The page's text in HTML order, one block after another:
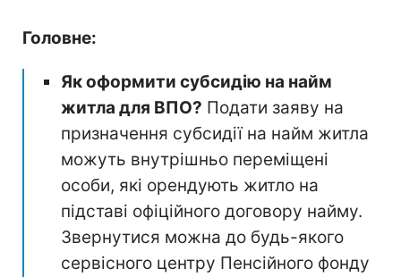
Головне:
Як оформити субсидію на найм
житла для ВПО? Подати заяву на
призначення субсидії на найм житла
можуть внутрішньо переміщені
особи, які орендують житло на
підставі офіційного договору найму.
Звернутися можна до будь-якого
сервісного центру Пенсійного фонду